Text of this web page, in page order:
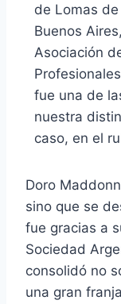
de Lomas
Buenos
Asociación
fue una de
nuestra
caso, en el
Doro
sino que se
fue gracias a
Sociedad
consolidó no
una gran